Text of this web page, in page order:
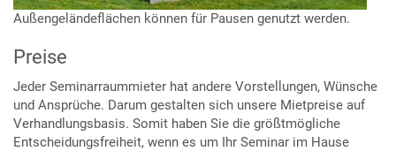
Außengeländeflächen können für Pausen genutzt werden.
Preise
Jeder Seminarraummieter hat andere Vorstellungen, Wünsche
und Ansprüche. Darum gestalten sich unsere Mietpreise auf
Verhandlungsbasis. Somit haben Sie die größtmögliche
Entscheidungsfreiheit, wenn es um Ihr Seminar im Hause